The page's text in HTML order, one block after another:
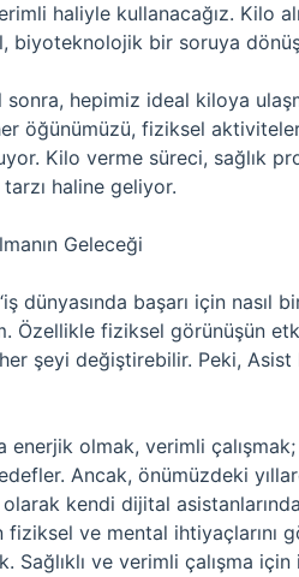
haliyle kullanacağız. Kilo
biyoteknolojik bir soruya
sonra, hepimiz ideal kiloya
öğünümüzü, fiziksel
Kilo verme süreci, sağlık
haline geliyor.
Geleceği
dünyasında başarı için nasıl
Özellikle fiziksel görünüşün
şeyi değiştirebilir. Peki, Asist
enerjik olmak, verimli
Ancak, önümüzdeki
kendi dijital
fiziksel ve mental ihtiyaçlarını
Sağlıklı ve verimli çalışma